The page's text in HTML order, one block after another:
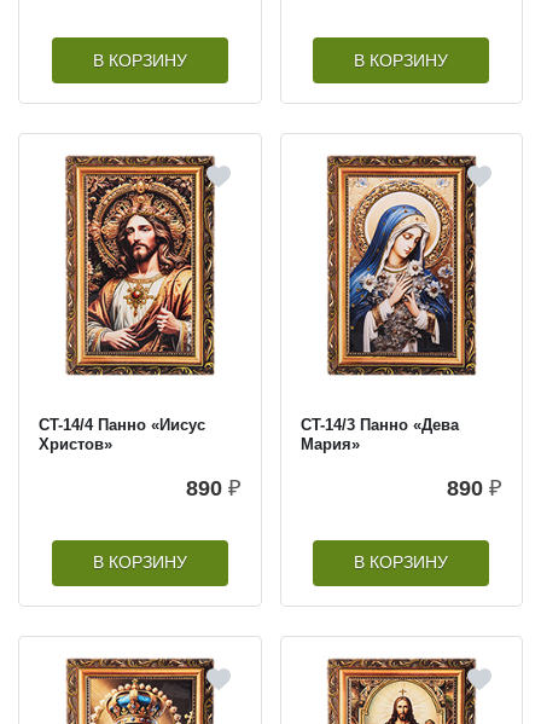
В КОРЗИНУ В КОРЗИНУ
CT-14/4 Панно «Иисус
Христов»
890 ₽
В КОРЗИНУ
CT-14/3 Панно «Дева
Мария»
890 ₽
В КОРЗИНУ